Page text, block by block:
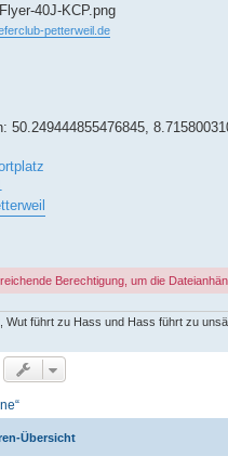
40J-KCP.png
petterweil.de
50.249444855476845,
Berechtigung, um die
Wut führt zu Hass und Hass führt zu
Übersicht